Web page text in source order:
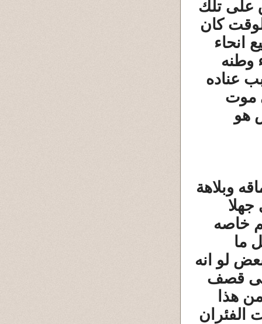
على تلك
كان
انحاء
وطنه
عناده
موت
هو
وبلاهة
جهلا
خاصه
ما
لو انه
فى قصف
هذا
الفئران